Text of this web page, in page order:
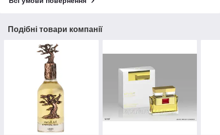
Подібні товари компанії